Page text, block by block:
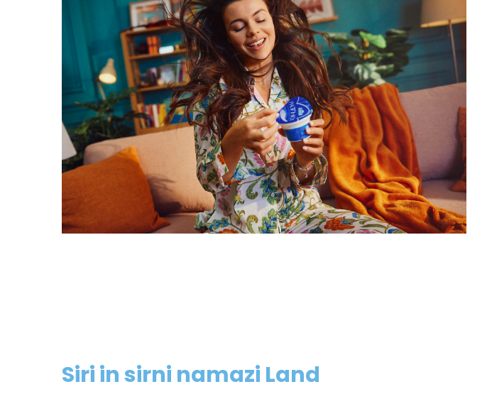
Siri in sirni namazi Land